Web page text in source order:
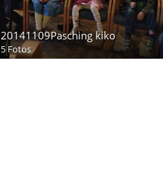
20141109Pasching kiko
5 Fotos